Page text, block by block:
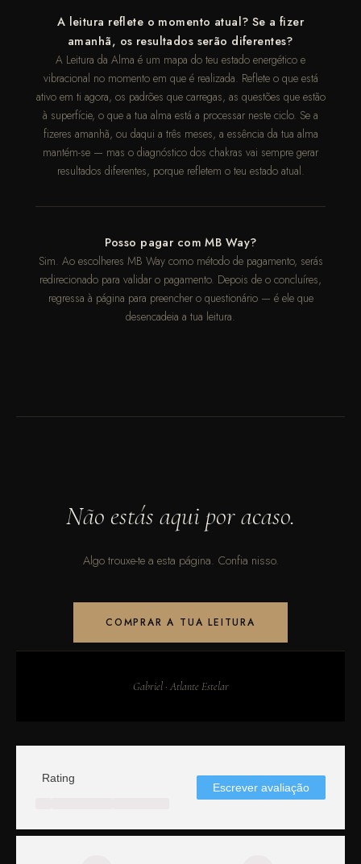
A leitura reflete o momento atual? Se a fizer
amanhã, os resultados serão diferentes?
A Leitura da Alma é um mapa do teu estado energético e
vibracional no momento em que é realizada. Reflete o que está
ativo em ti agora, os padrões que carregas, as questões que estão
à superfície, o que a tua alma está a processar neste ciclo. Se a
fizeres amanhã, ou daqui a três meses, a essência da tua alma
mantém-se — mas o diagnóstico dos chakras vai sempre gerar
resultados diferentes, porque refletem o teu estado atual.
Posso pagar com MB Way?
Sim. Ao escolheres MB Way como método de pagamento, serás
redirecionado para validar o pagamento. Depois de o concluíres,
regressa à página para preencher o questionário — é ele que
desencadeia a tua leitura.
Não estás aqui por acaso.
Algo trouxe-te a esta página. Confia nisso.
COMPRAR A TUA LEITURA
Gabriel · Atlante Estelar
Rating
Escrever avaliação